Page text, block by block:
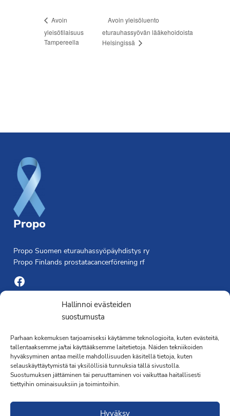
Hallinnoi evästeiden
suostumusta
Parhaan kokemuksen tarjoamiseksi käytämme teknologioita, kuten evästeitä,
tallentaaksemme ja/tai käyttääksemme laitetietoja. Näiden tekniikoiden
hyväksyminen antaa meille mahdollisuuden käsitellä tietoja, kuten
selauskäyttäytymistä tai yksilöllisiä tunnuksia tällä sivustolla.
Suostumuksen jättäminen tai peruuttaminen voi vaikuttaa haitallisesti
tiettyihin ominaisuuksiin ja toimintoihin.
Hyväksy
Avoin
yleisötilaisuus
Tampereella
Avoin yleisöluento
eturauhassyövän lääkehoidoista
Helsingissä
Propo
Propo Suomen eturauhassyöpäyhdistys ry
Propo Finlands prostatacancerförening rf
Facebook
Yhdistyksen toimisto
Laivapojankatu 3 C, 00180 Helsinki
toimisto@propo.fi
Saavutettavuusseloste »
Toiminnanjohtaja